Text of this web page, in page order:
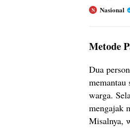
N Nasional
Metode
Dua
memantau
warga.
mengajak
Misalnya,